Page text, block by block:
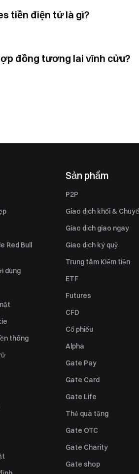
tiền điện tử là gì?
đồng tương lai vĩnh cửu?
Red Bull
dùng
thông
Sản phẩm
P2P
Giao dịch khối &
Giao dịch giao ngay
Giao dịch ký quỹ
Trung tâm Kiếm tiền
ETF
Futures
CFD
Cổ phiếu
Alpha
Gate Pay
Gate Card
Gate Life
Thẻ quà tặng
Gate OTC
Gate Charity
Gate shop